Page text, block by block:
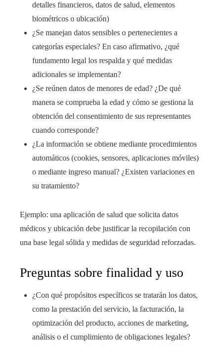
detalles financieros, datos de salud, elementos
biométricos o ubicación)
¿Se manejan datos sensibles o pertenecientes a
categorías especiales? En caso afirmativo, ¿qué
fundamento legal los respalda y qué medidas
adicionales se implementan?
¿Se reúnen datos de menores de edad? ¿De qué
manera se comprueba la edad y cómo se gestiona la
obtención del consentimiento de sus representantes
cuando corresponde?
¿La información se obtiene mediante procedimientos
automáticos (cookies, sensores, aplicaciones móviles)
o mediante ingreso manual? ¿Existen variaciones en
su tratamiento?
Ejemplo: una aplicación de salud que solicita datos
médicos y ubicación debe justificar la recopilación con
una base legal sólida y medidas de seguridad reforzadas.
Preguntas sobre finalidad y uso
¿Con qué propósitos específicos se tratarán los datos,
como la prestación del servicio, la facturación, la
optimización del producto, acciones de marketing,
análisis o el cumplimiento de obligaciones legales?